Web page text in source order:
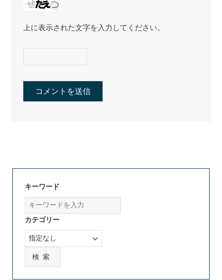
上に表示された文字を入力してください。
キーワード
カテゴリー
検索